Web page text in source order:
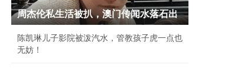
周杰伦私生活被扒，澳门传闻水落石出
陈凯琳儿子影院被泼汽水，管教孩子虎一点也
无妨！